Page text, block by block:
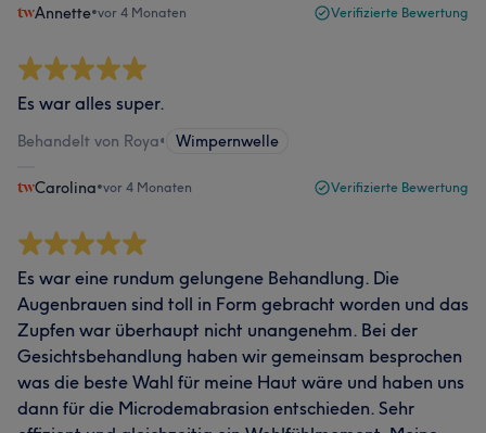
Annette•vor 4 Monaten Verifizierte Bewertung
Es war alles super.
Behandelt von Roya• Wimpernwelle
Carolina•vor 4 Monaten Verifizierte Bewertung
Es war eine rundum gelungene Behandlung. Die
Augenbrauen sind toll in Form gebracht worden und das
Zupfen war überhaupt nicht unangenehm. Bei der
Gesichtsbehandlung haben wir gemeinsam besprochen
was die beste Wahl für meine Haut wäre und haben uns
dann für die Microdemabrasion entschieden. Sehr